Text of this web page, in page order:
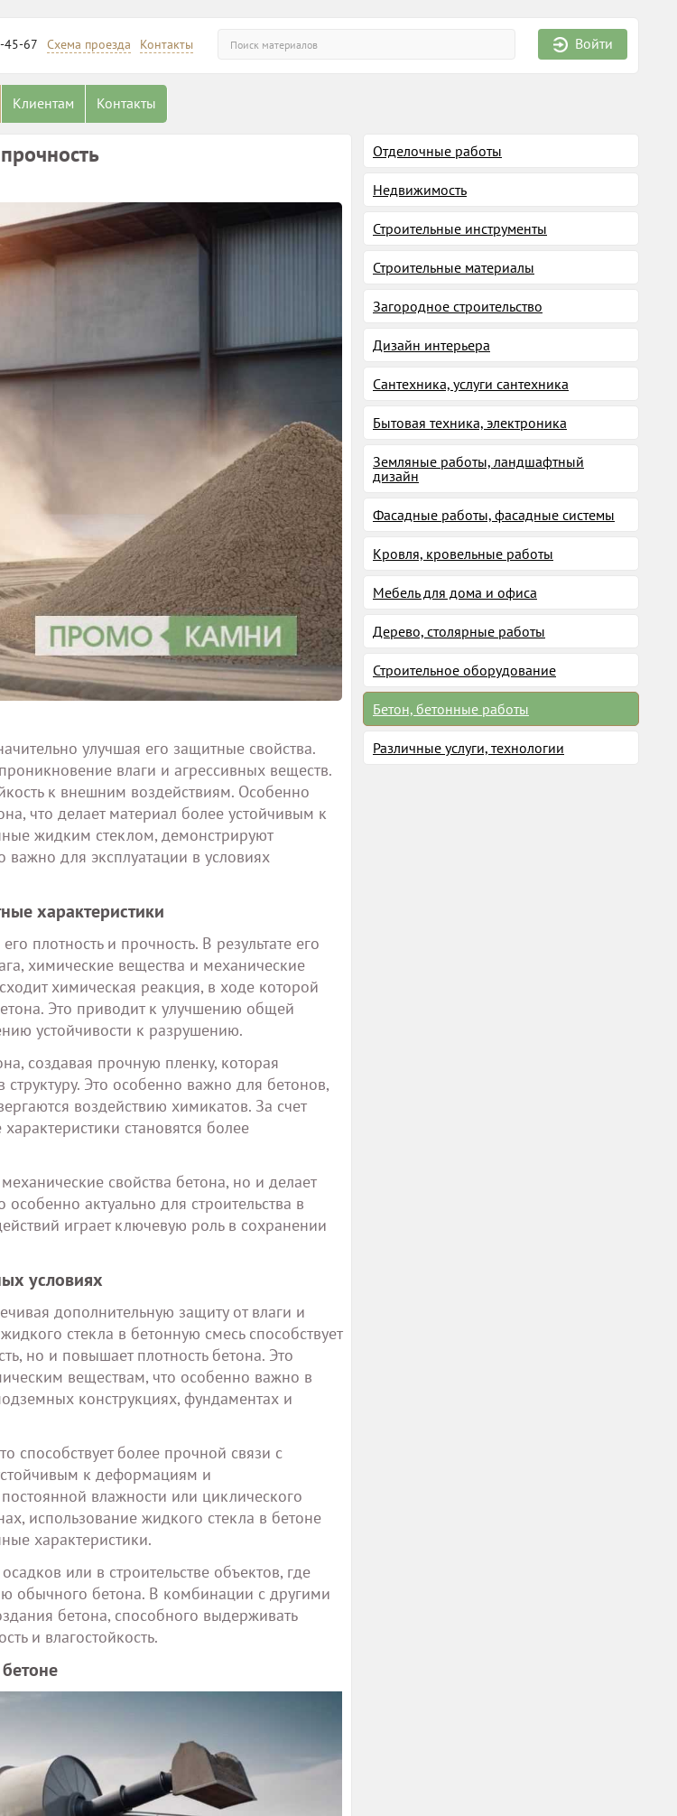
Войти
45-67 Схема проезда Контакты
Клиентам Контакты
улучшая его защитные свойства.
влаги и агрессивных веществ.
к внешним воздействиям. Особенно
что делает материал более устойчивым к
жидким стеклом, демонстрируют
важно для эксплуатации в условиях
характеристики
плотность и прочность. В результате его
химические вещества и механические
химическая реакция, в ходе которой
Это приводит к улучшению общей
устойчивости к разрушению.
создавая прочную пленку, которая
Это особенно важно для бетонов,
воздействию химикатов. За счет
становятся более
свойства бетона, но и делает
актуально для строительства в
играет ключевую роль в сохранении
условиях
дополнительную защиту от влаги и
стекла в бетонную смесь способствует
но и повышает плотность бетона. Это
веществам, что особенно важно в
конструкциях, фундаментах и
способствует более прочной связи с
к деформациям и
влажности или циклического
использование жидкого стекла в бетоне
характеристики.
или в строительстве объектов, где
обычного бетона. В комбинации с другими
бетона, способного выдерживать
и влагостойкость.
Отделочные работы
Недвижимость
Строительные инструменты
Строительные материалы
Загородное строительство
Дизайн интерьера
Сантехника, услуги сантехника
Бытовая техника, электроника
Земляные работы, ландшафтный
дизайн
Фасадные работы, фасадные системы
Кровля, кровельные работы
Мебель для дома и офиса
Дерево, столярные работы
Строительное оборудование
Бетон, бетонные работы
Различные услуги, технологии